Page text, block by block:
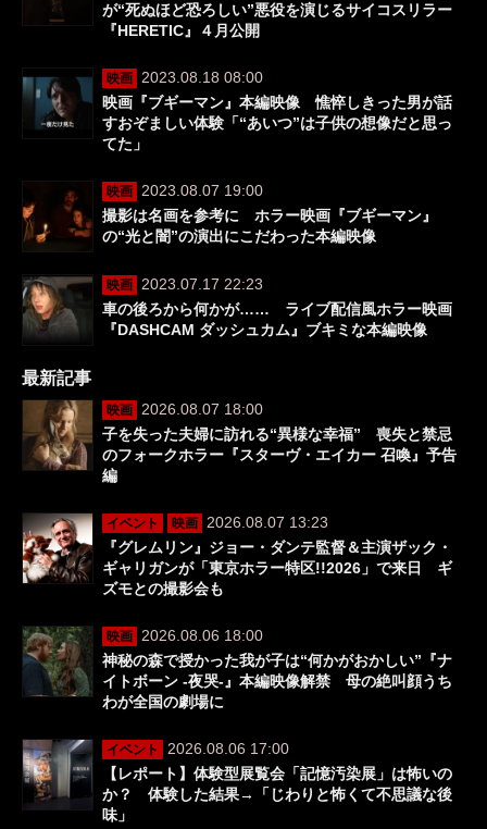
が“死ぬほど恐ろしい”悪役を演じるサイコスリラー
『HERETIC』４月公開
映画 2023.08.18 08:00
映画『ブギーマン』本編映像 憔悴しきった男が話
すおぞましい体験「“あいつ”は子供の想像だと思っ
てた」
映画 2023.08.07 19:00
撮影は名画を参考に ホラー映画『ブギーマン』
の“光と闇”の演出にこだわった本編映像
映画 2023.07.17 22:23
車の後ろから何かが…… ライブ配信風ホラー映画
『DASHCAM ダッシュカム』ブキミな本編映像
最新記事
映画 2026.08.07 18:00
子を失った夫婦に訪れる“異様な幸福” 喪失と禁忌
のフォークホラー『スターヴ・エイカー 召喚』予告
編
イベント 映画 2026.08.07 13:23
『グレムリン』ジョー・ダンテ監督＆主演ザック・
ギャリガンが「東京ホラー特区!!2026」で来日 ギ
ズモとの撮影会も
映画 2026.08.06 18:00
神秘の森で授かった我が子は“何かがおかしい”『ナ
イトボーン -夜哭-』本編映像解禁 母の絶叫顔うち
わが全国の劇場に
イベント
2026.08.06 17:00
【レポート】体験型展覧会「記憶汚染展」は怖いの
か？ 体験した結果→「じわりと怖くて不思議な後
味」